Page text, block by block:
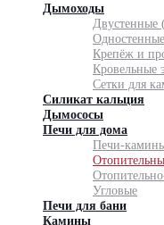
Дымоходы
Двустенные
Одностенные
Крепёж и
Кровельные
Сетки для
Силикат кальция
Дымососы
Печи для дома
Печи-
Угловые
Печи для бани
Камины